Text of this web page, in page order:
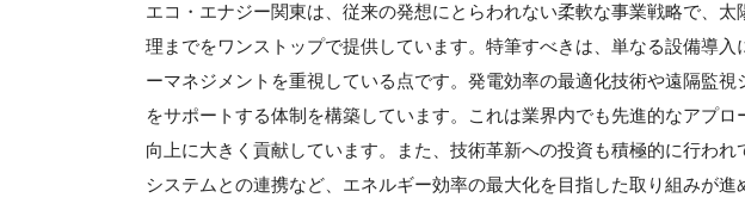
エコ・エナジー関東は、従来の発想にとらわれない柔軟な事業戦略で、
理までをワンストップで提供しています。特筆すべきは、単なる設備導
ーマネジメントを重視している点です。発電効率の最適化技術や遠隔監
をサポートする体制を構築しています。これは業界内でも先進的なアプ
向上に大きく貢献しています。また、技術革新への投資も積極的に行わ
システムとの連携など、エネルギー効率の最大化を目指した取り組みが進